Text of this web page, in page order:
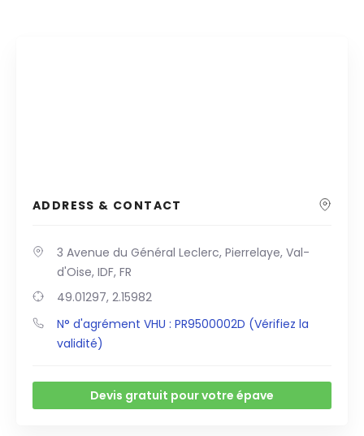
ADDRESS & CONTACT
3 Avenue du Général Leclerc, Pierrelaye, Val-
d'Oise, IDF, FR
49.01297, 2.15982
N° d'agrément VHU : PR9500002D (Vérifiez la
validité)
Devis gratuit pour votre épave